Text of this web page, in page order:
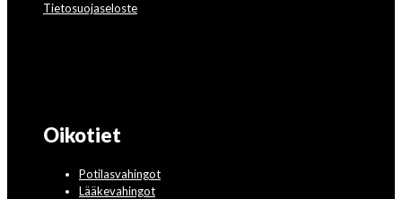
Tietosuojaseloste
Oikotiet
Potilasvahingot
Lääkevahingot